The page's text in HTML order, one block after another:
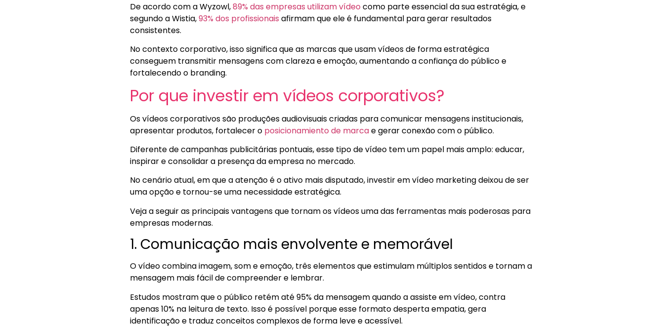
De acordo com a Wyzowl,89% das empresas utilizam vídeo como parte essencial da sua estratégia, e
segundo a Wistia,93% dos profissionais afirmam que ele é fundamental para gerar resultados
consistentes.
No contexto corporativo, isso significa que as marcas que usam vídeos de forma estratégica
conseguem transmitir mensagens com clareza e emoção, aumentando a confiança do público e
fortalecendo o branding.
Por que investir em vídeos corporativos?
Os vídeos corporativos são produções audiovisuais criadas para comunicar mensagens institucionais,
apresentar produtos, fortalecer o posicionamiento de marcae gerar conexão com o público.
Diferente de campanhas publicitárias pontuais, esse tipo de vídeo tem um papel mais amplo: educar,
inspirar e consolidar a presença da empresa no mercado.
No cenário atual, em que a atenção é o ativo mais disputado, investir em vídeo marketing deixou de ser
uma opção e tornou-se uma necessidade estratégica.
Veja a seguir as principais vantagens que tornam os vídeos uma das ferramentas mais poderosas para
empresas modernas.
1. Comunicação mais envolvente e memorável
O vídeo combina imagem, som e emoção, três elementos que estimulam múltiplos sentidos e tornam a
mensagem mais fácil de compreender e lembrar.
Estudos mostram que o público retém até 95% da mensagem quando a assiste em vídeo, contra
apenas 10% na leitura de texto. Isso é possível porque esse formato desperta empatia, gera
identificação e traduz conceitos complexos de forma leve e acessível.